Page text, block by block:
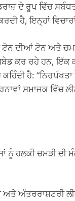
ਦੇ ਰੂਪ ਵਿੱਚ
ਹੈ, ਇਨ੍ਹਾਂ
ਦੀਆਂ ਟੋਨ ਅਤੇ
ਕਰ ਰਹੇ ਹਨ, ਇੱਕ
ਹੈ:
ਸਮਾਜਕ
ਨੂੰ ਹਲਕੀ ਚਮੜੀ
ਅੰਤਰਰਾਸ਼ਟਰੀ